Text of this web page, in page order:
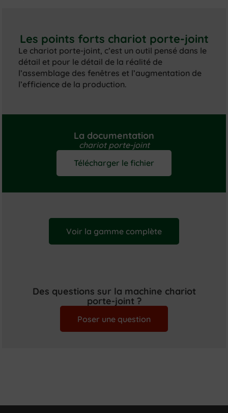
Les points forts chariot porte-joint
Le chariot porte-joint, c’est un outil pensé dans le
détail et pour le détail de la réalité de
l’assemblage des fenêtres et l’augmentation de
l’efficience de la production.
La documentation
chariot porte-joint
Télécharger le fichier
Voir la gamme complète
Des questions sur la machine chariot
porte-joint ?
Poser une question